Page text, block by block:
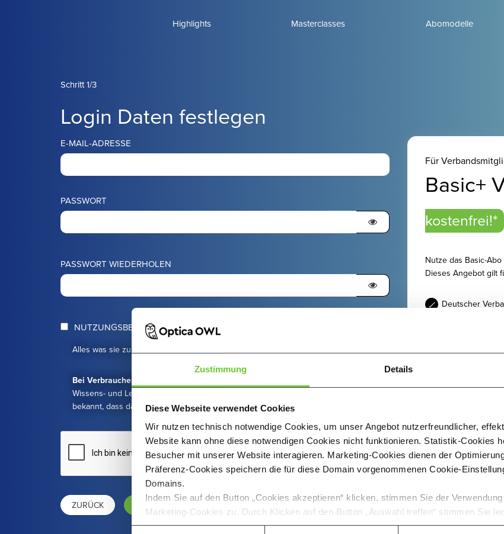
Zustimmung Details
Diese Webseite verwendet Cookies
Wir nutzen technisch notwendige Cookies, um unser Angebot nutzerfreundlicher,
Website kann ohne diese notwendigen Cookies nicht funktionieren. Statistik-Cookies
Besucher mit unserer Website interagieren. Marketing-Cookies dienen der
Präferenz-Cookies speichern die für diese Domain vorgenommenen Cookie-
Domains.
Indem Sie auf den Button „Cookies akzeptieren“ klicken, stimmen Sie der
Marketing-Cookies zu. Durch Klicken auf den Button „Auswahl treffen“ stimmen Sie
Ihnen über die Checkboxen ausgewählten Cookies zu. Ihre einmal getroffenen
Highlights Masterclasses Abomodelle
Schritt 1/3
Login Daten festlegen
E-MAIL-ADRESSE
PASSWORT
PASSWORT WIEDERHOLEN
NUTZUNGSBEDINGUNGEN ZUSTIMMEN
Alles was sie zu
Bei Verbrauchern
Wissens- und Lernplattform vor Ablauf der Widerrufsfrist zur Verfügung stellt. Mir ist
bekannt, dass damit mein Widerrufsrecht mit vollständiger Vertragserfüllung erlischt.
ZURÜCK
Für
Basic+
kostenfrei!*
Nutze das Basic-
Dieses Angebot gilt
Deutscher
LOGO
2,99
* Neukund:innen